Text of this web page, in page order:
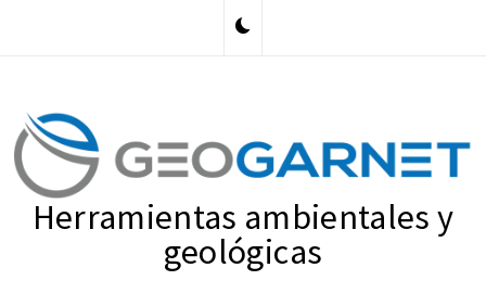
Herramientas ambientales y
geológicas